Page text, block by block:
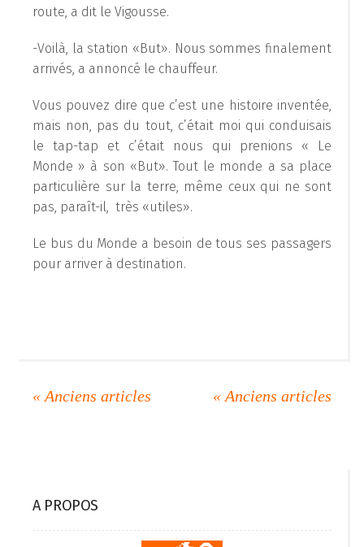
route, a dit le Vigousse.
-Voilà, la station «But». Nous sommes finalement
arrivés, a annoncé le chauffeur.
Vous pouvez dire que c’est une histoire inventée,
mais non, pas du tout, c’était moi qui conduisais
le tap-tap et c’était nous qui prenions « Le
Monde » à son «But». Tout le monde a sa place
particulière sur la terre, même ceux qui ne sont
pas, paraît-il, très «utiles».
Le bus du Monde a besoin de tous ses passagers
pour arriver à destination.
A PROPOS